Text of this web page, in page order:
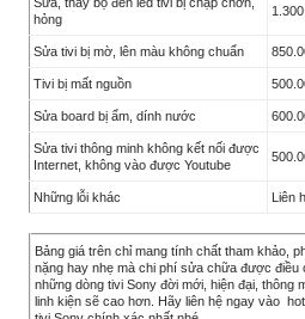
hỏng
Sửa tivi bị mờ, lên màu không chuẩn
Tivi bị mất nguồn
Sửa board bị ẩm, dính nước
Sửa tivi thông minh không kết nối được
Internet, không vào được Youtube
Những lỗi khác Liên
Bảng giá trên chỉ mang tính chất tham khảo,
nặng hay nhẹ mà chi phí sửa chữa được điều
những dòng tivi Sony đời mới, hiện đại, thông
linh kiện sẽ cao hơn. Hãy liên hệ ngay vào